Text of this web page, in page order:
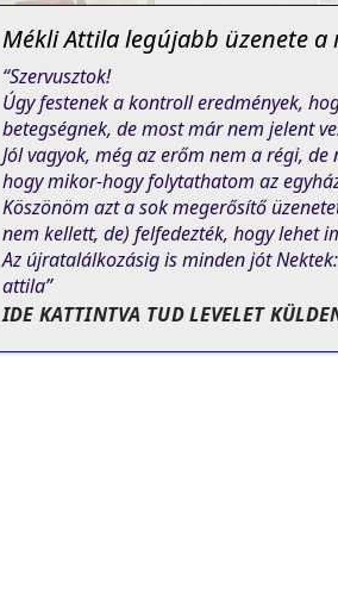
Mékli Attila legújabb üzenete a
“Szervusztok!
Úgy festenek a kontroll eredmények,
betegségnek, de most már nem jelent
Jól vagyok, még az erőm nem a régi,
hogy mikor-hogy folytathatom az
Köszönöm azt a sok megerősítő
nem kellett, de) felfedezték, hogy lehet
Az újratalálkozásig is minden jót Nektek:
attila”
IDE KATTINTVA TUD LEVELET